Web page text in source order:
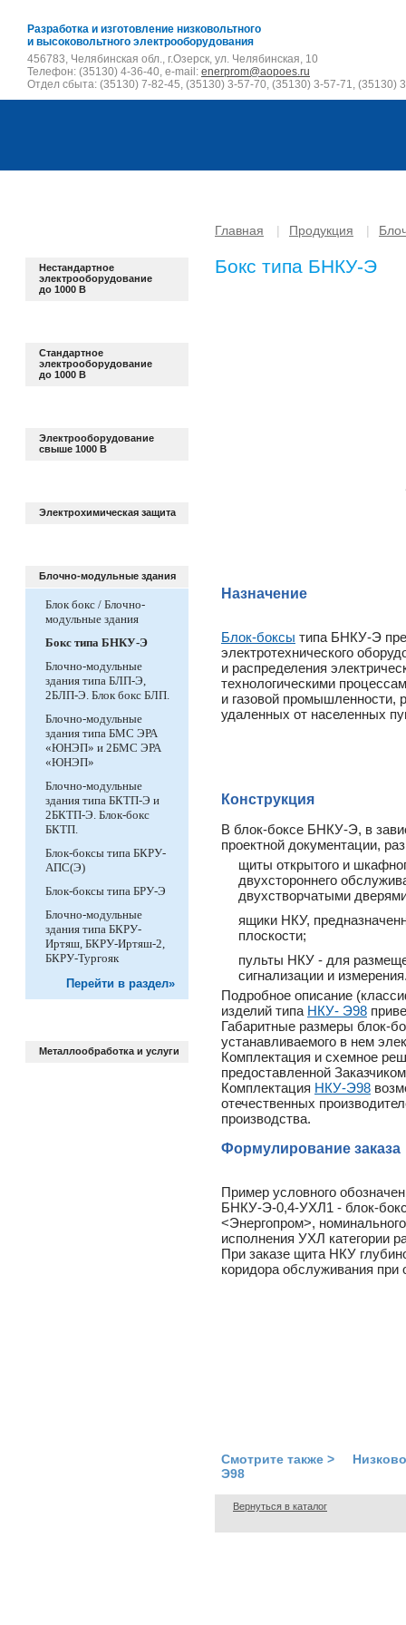
Разработка и изготовление низковольтного
и высоковольтного электрооборудования
456783, Челябинская обл., г.Озерск, ул. Челябинская, 10
Телефон: (35130) 4-36-40, e-mail: enerprom@aopoes.ru
Отдел сбыта: (35130) 7-82-45, (35130) 3-57-70, (35130) 3-57-71, (35130)
Нестандартное
электрооборудование
до 1000 В
Стандартное
электрооборудование
до 1000 В
Электрооборудование
свыше 1000 В
Электрохимическая защита
Блочно-модульные здания
Блок бокс / Блочно-
модульные здания
Бокс типа БНКУ-Э
Блочно-модульные
здания типа БЛП-Э,
2БЛП-Э. Блок бокс БЛП.
Блочно-модульные
здания типа БМС ЭРА
«ЮНЭП» и 2БМС ЭРА
«ЮНЭП»
Блочно-модульные
здания типа БКТП-Э и
2БКТП-Э. Блок-бокс
БКТП.
Блок-боксы типа БКРУ-
АПС(Э)
Блок-боксы типа БРУ-Э
Блочно-модульные
здания типа БКРУ-
Иртяш, БКРУ-Иртяш-2,
БКРУ-Тургояк
Перейти в раздел»
Металлообработка и услуги
Главная | Продукция |
Бокс типа БНКУ-Э
Назначение
Блок-боксы типа БНКУ-Э
электротехнического
и распределения
технологическими
и газовой промышленности,
удаленных от населенных
Конструкция
В блок-боксе БНКУ-Э, в
проектной документации,
щиты открытого и
двухстороннего
двухстворчатыми
ящики НКУ,
плоскости;
пульты НКУ - для
сигнализации и
Подробное описание
изделий типа НКУ- Э98
Габаритные размеры блок-
устанавливаемого в нем
Комплектация и схемное
предоставленной
Комплектация НКУ-Э98
отечественных
производства.
Формулирование заказа
Пример условного
БНКУ-Э-0,4-УХЛ1 - блок-
<Энергопром>,
исполнения УХЛ категории
При заказе щита НКУ
коридора обслуживания при
Смотрите также >
Э98
Вернуться в каталог